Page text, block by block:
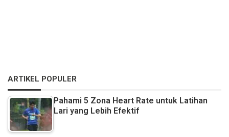
ARTIKEL POPULER
Pahami 5 Zona Heart Rate untuk Latihan
Lari yang Lebih Efektif